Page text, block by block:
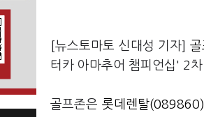
[뉴스토마토 신대성 기자]
터카 아마추어 챔피언십' 2
골프존은롯데렌탈